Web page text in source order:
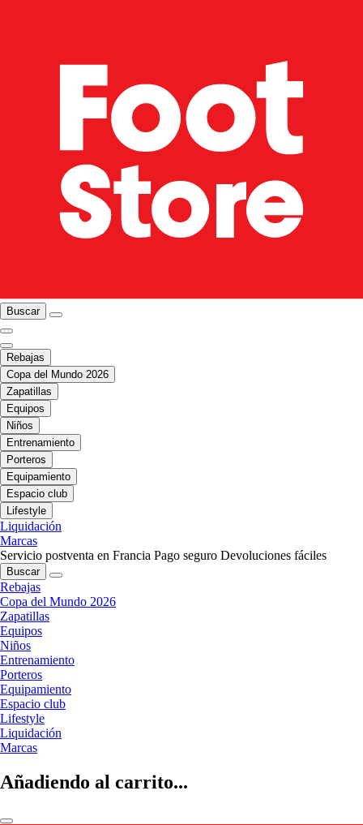
Buscar
Rebajas
Copa del Mundo 2026
Zapatillas
Equipos
Niños
Entrenamiento
Porteros
Equipamiento
Espacio club
Lifestyle
Liquidación
Marcas
Servicio postventa en Francia Pago seguro Devoluciones fáciles
Buscar
Rebajas
Copa del Mundo 2026
Zapatillas
Equipos
Niños
Entrenamiento
Porteros
Equipamiento
Espacio club
Lifestyle
Liquidación
Marcas
Añadiendo al carrito...